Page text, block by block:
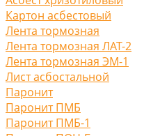
Картон асбестовый
Лента тормозная
Лента тормозная ЛАТ-2
Лента тормозная ЭМ-1
Лист асбостальной
Паронит
Паронит ПМБ
Паронит ПМБ-1